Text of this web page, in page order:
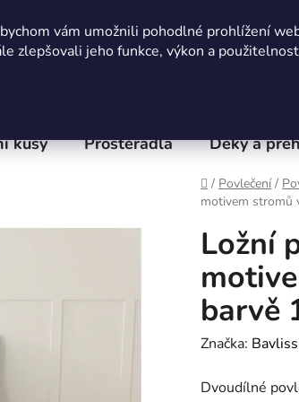
vám umožnili pohodlné prohlížení
zlepšovali jeho funkce, výkon a
kusy Prostěradla Deky a
Domů
/ Povlečení /
motivem stromů
Ložní
barvě
Značka:
Dvoudílné